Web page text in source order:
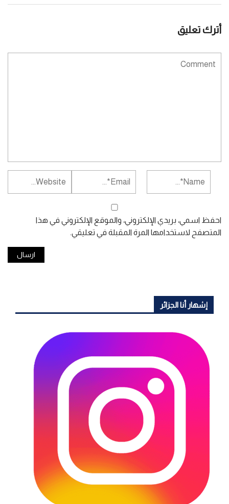
أترك تعليق
احفظ اسمي، بريدي الإلكتروني، والموقع الإلكتروني في هذا
المتصفح لاستخدامها المرة المقبلة في تعليقي.
إشهار أنا الجزائر